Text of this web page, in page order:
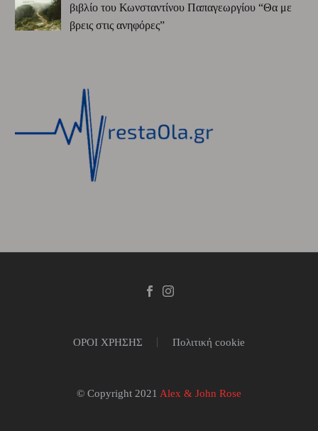
βιβλίο του Κωνσταντίνου Παπαγεωργίου “Θα με
βρεις στις ανηφόρες”
ΟΡΟΙ ΧΡΗΣΗΣ Πολιτική cookie
© Copyright 2021 Alex & John Rose